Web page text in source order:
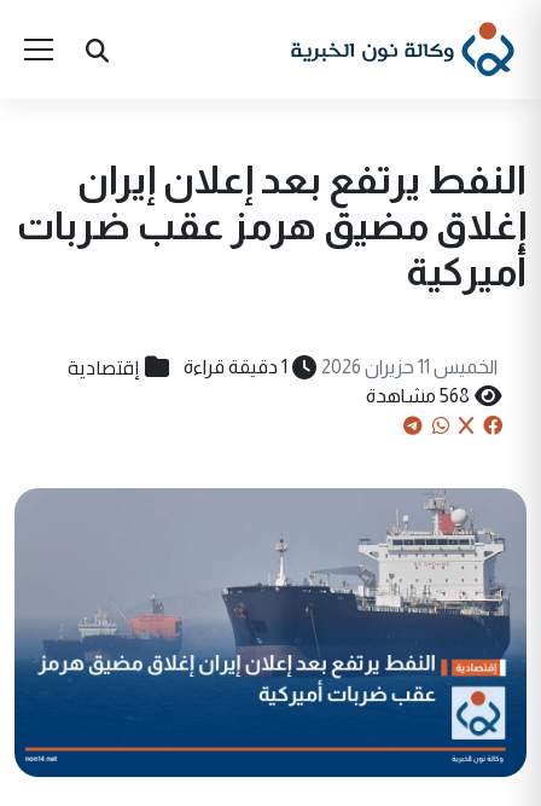
النفط يرتفع بعد إعلان إيران
إغلاق مضيق هرمز عقب ضربات
أميركية
الخميس 11 حزيران 2026 1 دقيقة قراءة إقتصادية
568 مشاهدة